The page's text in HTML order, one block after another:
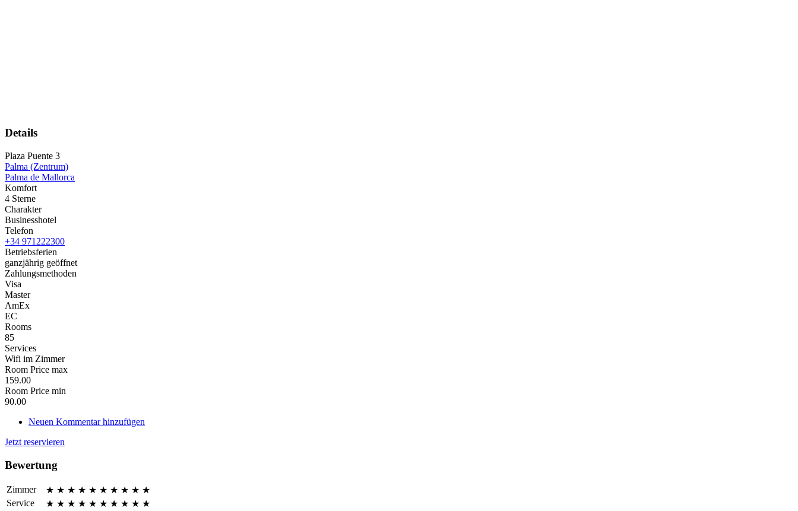
Details
Plaza Puente 3
Palma (Zentrum)
Palma de Mallorca
Komfort
4 Sterne
Charakter
Businesshotel
Telefon
+34 971222300
Betriebsferien
ganzjährig geöffnet
Zahlungsmethoden
Visa
Master
AmEx
EC
Rooms
85
Services
Wifi im Zimmer
Room Price max
159.00
Room Price min
90.00
Neuen Kommentar hinzufügen
Jetzt reservieren
Bewertung
Zimmer ★ ★ ★ ★ ★ ★ ★ ★ ★ ★
Service
★ ★ ★ ★ ★ ★ ★ ★ ★ ★